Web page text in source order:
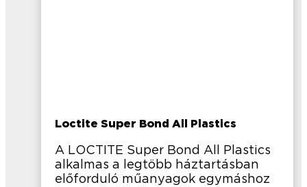
Loctite Super Bond All Plastics
A LOCTITE Super Bond All Plastics
alkalmas a legtöbb háztartásban
előforduló műanyagok egymáshoz